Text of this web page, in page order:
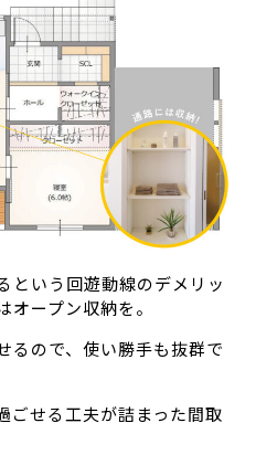
という回遊動線のデメリッ
オープン収納を。
るので、使い勝手も抜群で
ごせる工夫が詰まった間取